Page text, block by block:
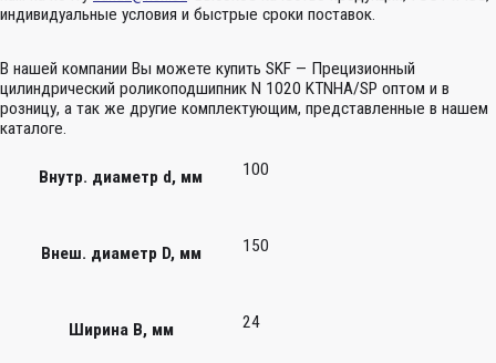
индивидуальные условия и быстрые сроки поставок.
В нашей компании Вы можете купить SKF — Прецизионный
цилиндрический роликоподшипник N 1020 KTNHA/SP оптом и в
розницу, а так же другие комплектующим, представленные в нашем
каталоге.
Внутр. диаметр d, мм 100
Внеш. диаметр D, мм 150
Ширина B, мм 24